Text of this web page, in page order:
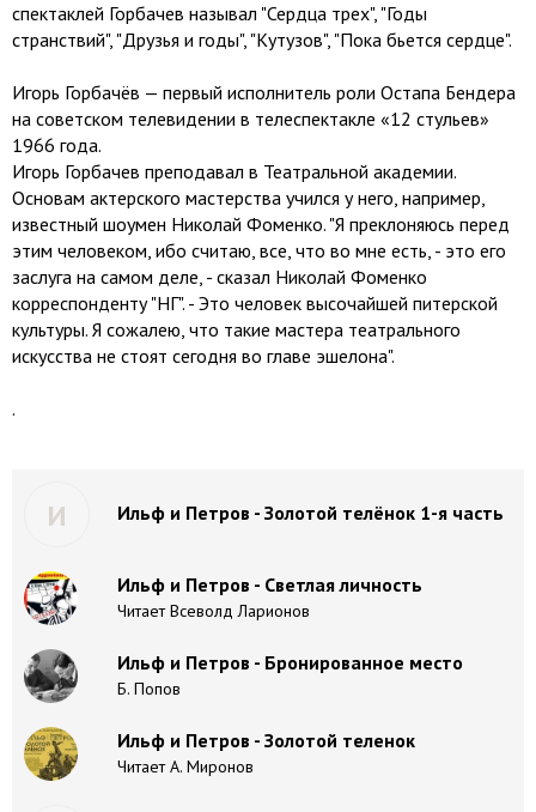
спектаклей Горбачев называл "Сердца трех", "Годы
странствий", "Друзья и годы", "Кутузов", "Пока бьется сердце".
Игорь Горбачёв — первый исполнитель роли Остапа Бендера
на советском телевидении в телеспектакле «12 стульев»
1966 года.
Игорь Горбачев преподавал в Театральной академии.
Основам актерского мастерства учился у него, например,
известный шоумен Николай Фоменко. "Я преклоняюсь перед
этим человеком, ибо считаю, все, что во мне есть, - это его
заслуга на самом деле, - сказал Николай Фоменко
корреспонденту "НГ". - Это человек высочайшей питерской
культуры. Я сожалею, что такие мастера театрального
искусства не стоят сегодня во главе эшелона".
.
И Ильф и Петров - Золотой телёнок 1-я часть
Ильф и Петров - Светлая личность
Читает Всеволд Ларионов
Ильф и Петров - Бронированное место
Б. Попов
Ильф и Петров - Золотой теленок
Читает А. Миронов